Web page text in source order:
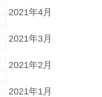
2021年4月
2021年3月
2021年2月
2021年1月